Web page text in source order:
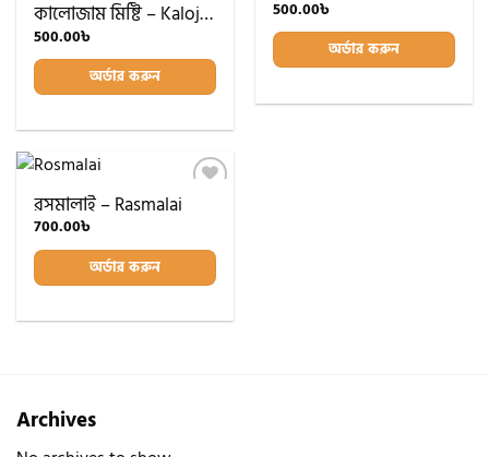
কালোজাম মিষ্টি – Kalojam Sweet
500.00৳
অর্ডার করুন
500.00৳
অর্ডার করুন
রসমালাই – Rasmalai
700.00৳
অর্ডার করুন
Archives